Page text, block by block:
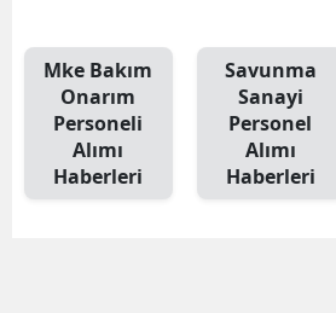
Mke Bakım
Onarım
Personeli
Alımı
Haberleri
Savunma
Sanayi
Personel
Alımı
Haberleri